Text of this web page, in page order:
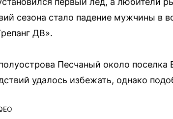
сезона стало падение мужчины в
ДВ».
Песчаный около
удалось избежать, однако